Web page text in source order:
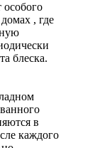
, где
блеска.
в
каждого